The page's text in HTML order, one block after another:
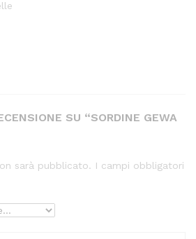
SU “SORDINE GEWA
sarà pubblicato. I campi obbligatori